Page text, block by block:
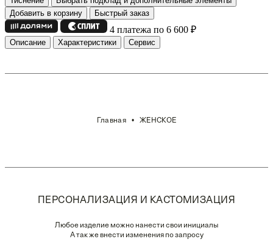
Добавить в корзину
Быстрый заказ
4 платежа по 6 600 ₽
Описание Характеристики Сервис
Главная ЖЕНСКОЕ
ПЕРСОНАЛИЗАЦИЯ И КАСТОМИЗАЦИЯ
Любое изделие можно нанести свои инициалы
А так же внести изменения по запросу